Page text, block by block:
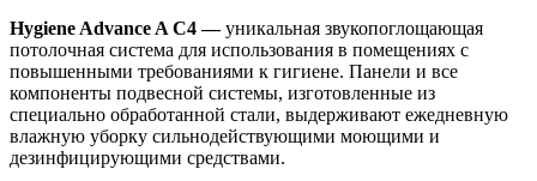
Hygiene Advance A C4 —уникальная звукопоглощающая
потолочная система для использования в помещениях с
повышенными требованиями к гигиене. Панели и все
компоненты подвесной системы, изготовленные из
специально обработанной стали, выдерживают ежедневную
влажную уборку сильнодействующими моющими и
дезинфицирующими средствами.